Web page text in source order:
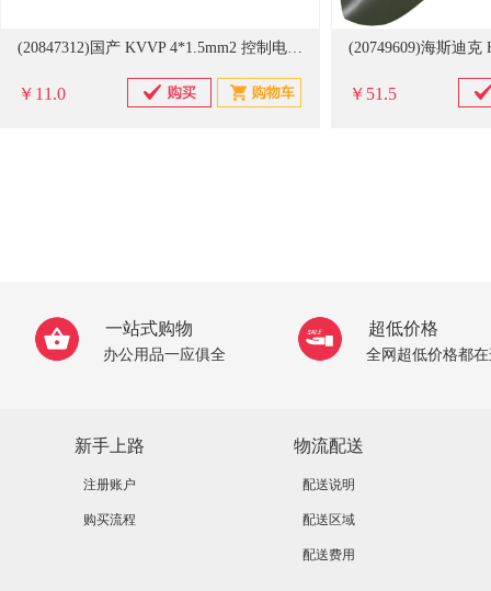
(20847312)国产 KVVP 4*1.5mm2 控制电缆(单位：米)
￥11.0 ￥51.5
一站式购物
办公用品一应俱全
超低价格
全网超低价格都
新手上路
注册账户
购买流程
物流配送
配送说明
配送区域
配送费用